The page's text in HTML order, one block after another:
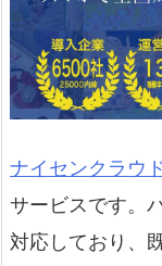
ナイセンクラウ
サービスです。
対応しており、